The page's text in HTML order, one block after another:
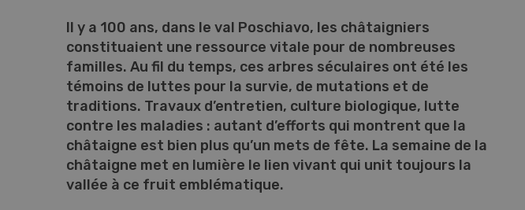
Il y a 100 ans, dans le val Poschiavo, les châtaigniers
constituaient une ressource vitale pour de nombreuses
familles. Au fil du temps, ces arbres séculaires ont été les
témoins de luttes pour la survie, de mutations et de
traditions. Travaux d’entretien, culture biologique, lutte
contre les maladies : autant d’efforts qui montrent que la
châtaigne est bien plus qu’un mets de fête. La semaine de la
châtaigne met en lumière le lien vivant qui unit toujours la
vallée à ce fruit emblématique.